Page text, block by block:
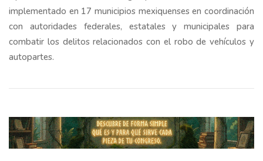
implementado en 17 municipios mexiquenses en coordinación
con autoridades federales, estatales y municipales para
combatir los delitos relacionados con el robo de vehículos y
autopartes.